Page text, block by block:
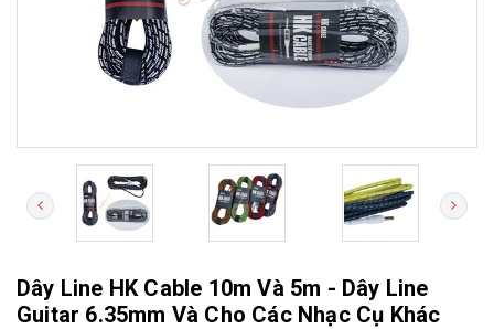
Dây Line HK Cable 10m Và 5m - Dây Line
Guitar 6.35mm Và Cho Các Nhạc Cụ Khác